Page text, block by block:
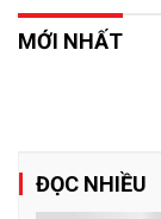
MỚI NHẤT
ĐỌC NHIỀU